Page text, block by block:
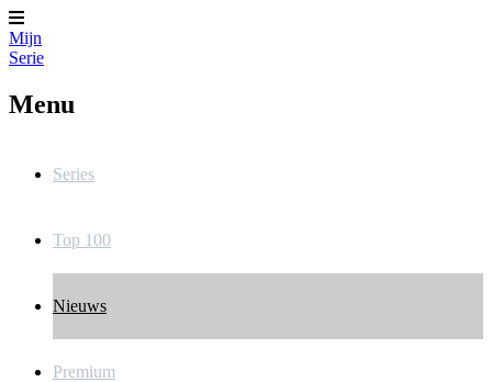
Mijn
Serie
Menu
Series
Top 100
Nieuws
Premium